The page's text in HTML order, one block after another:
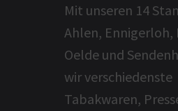
Mit unseren 14
Ahlen, Ennigerloh,
Oelde und
wir verschiedenste
Tabakwaren,